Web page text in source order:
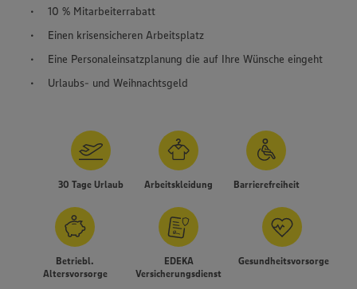
10 % Mitarbeiterrabatt
Einen krisensicheren Arbeitsplatz
Eine Personaleinsatzplanung die auf Ihre Wünsche eingeht
Urlaubs- und Weihnachtsgeld
30 Tage Urlaub Arbeitskleidung Barrierefreiheit
Betriebl.
Altersvorsorge
EDEKA
Versicherungsdienst
Gesundheitsvorsorge